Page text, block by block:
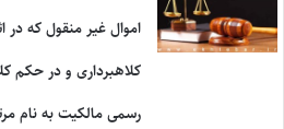
اموال غیر منقول که در
کلاهبرداری و در حکم
رسمی مالکیت به نام